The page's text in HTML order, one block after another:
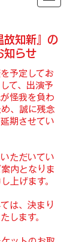
故知新』の
知らせ
予定してお
て、出演予
怪我を負わ
、誠に残念
期させてい
ただいてい
内となりま
上げます。
は、決まり
します。